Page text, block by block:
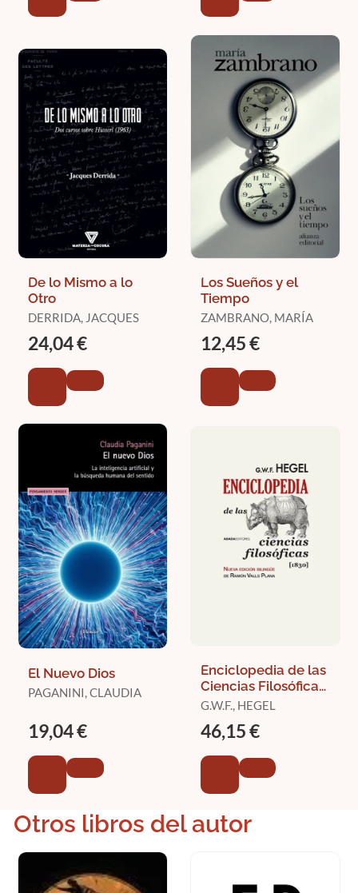
De lo Mismo a lo
Otro
DERRIDA, JACQUES
24,04 €
Los Sueños y el
Tiempo
ZAMBRANO, MARÍA
12,45 €
El Nuevo Dios
PAGANINI, CLAUDIA
19,04 €
Enciclopedia de las
Ciencias Filosóficas
(1830)
G.W.F., HEGEL
46,15 €
Otros libros del autor